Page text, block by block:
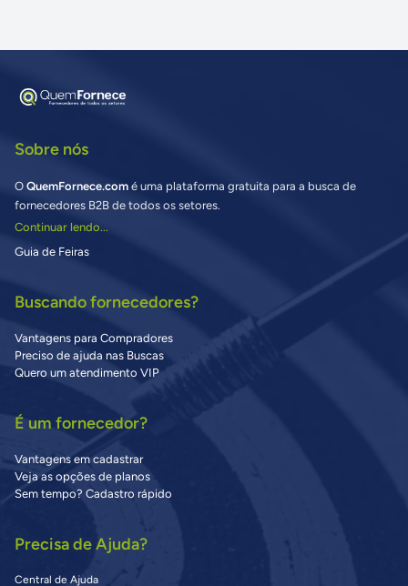
Sobre nós
O QuemFornece.com é uma plataforma gratuita para a busca de
fornecedores B2B de todos os setores.
Continuar lendo...
Guia de Feiras
Buscando fornecedores?
Vantagens para Compradores
Preciso de ajuda nas Buscas
Quero um atendimento VIP
É um fornecedor?
Vantagens em cadastrar
Veja as opções de planos
Sem tempo? Cadastro rápido
Precisa de Ajuda?
Central de Ajuda